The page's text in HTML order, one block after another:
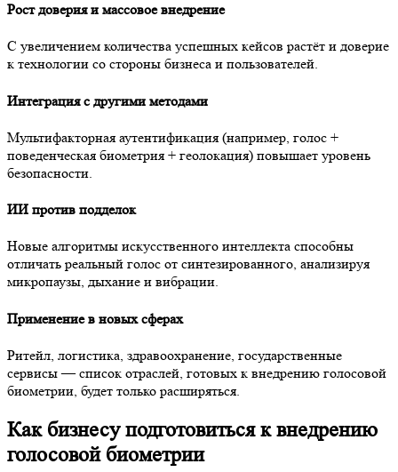
Рост доверия и массовое внедрение
С увеличением количества успешных кейсов растёт и доверие
к технологии со стороны бизнеса и пользователей.
Интеграция с другими методами
Мультифакторная аутентификация (например, голос +
поведенческая биометрия + геолокация) повышает уровень
безопасности.
ИИ против подделок
Новые алгоритмы искусственного интеллекта способны
отличать реальный голос от синтезированного, анализируя
микропаузы, дыхание и вибрации.
Применение в новых сферах
Ритейл, логистика, здравоохранение, государственные
сервисы — список отраслей, готовых к внедрению голосовой
биометрии, будет только расширяться.
Как бизнесу подготовиться к внедрению
голосовой биометрии